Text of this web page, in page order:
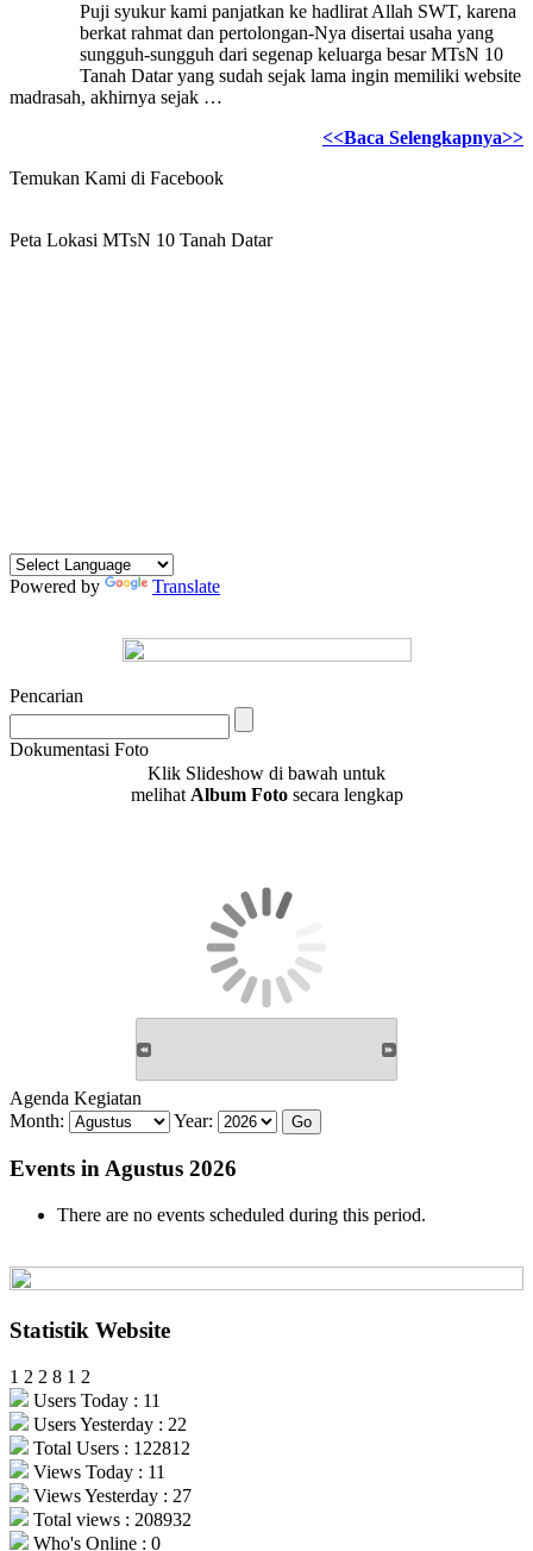
Puji syukur kami panjatkan ke hadlirat Allah SWT, karena
berkat rahmat dan pertolongan-Nya disertai usaha yang
sungguh-sungguh dari segenap keluarga besar MTsN 10
Tanah Datar yang sudah sejak lama ingin memiliki website
madrasah, akhirnya sejak …
<<Baca Selengkapnya>>
Temukan Kami di Facebook
Peta Lokasi MTsN 10 Tanah Datar
Powered by Translate
Pencarian
Dokumentasi Foto
Klik Slideshow di bawah untuk
melihat Album Fotosecara lengkap
Agenda Kegiatan
Month:
Year:
Events in Agustus 2026
There are no events scheduled during this period.
Statistik Website
1 2 2 8 1 2
Users Today : 11
Users Yesterday : 22
Total Users : 122812
Views Today : 11
Views Yesterday : 27
Total views : 208932
Who's Online : 0